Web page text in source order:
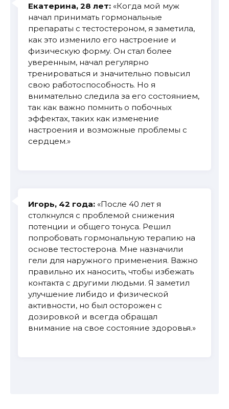
Екатерина, 28 лет: «Когда мой муж
начал принимать гормональные
препараты с тестостероном, я заметила,
как это изменило его настроение и
физическую форму. Он стал более
уверенным, начал регулярно
тренироваться и значительно повысил
свою работоспособность. Но я
внимательно следила за его состоянием,
так как важно помнить о побочных
эффектах, таких как изменение
настроения и возможные проблемы с
сердцем.»
Игорь, 42 года: «После 40 лет я
столкнулся с проблемой снижения
потенции и общего тонуса. Решил
попробовать гормональную терапию на
основе тестостерона. Мне назначили
гели для наружного применения. Важно
правильно их наносить, чтобы избежать
контакта с другими людьми. Я заметил
улучшение либидо и физической
активности, но был осторожен с
дозировкой и всегда обращал
внимание на свое состояние здоровья.»